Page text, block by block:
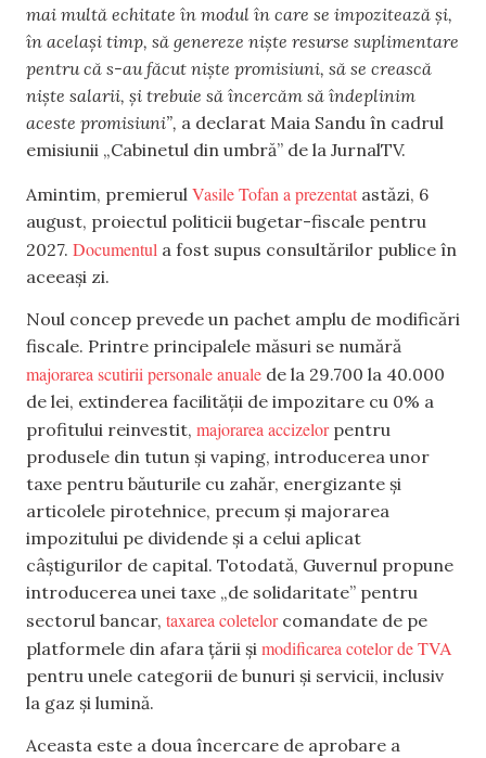
mai multă echitate în modul în care se impozitează și,
în același timp, să genereze niște resurse suplimentare
pentru că s-au făcut niște promisiuni, să se crească
niște salarii, și trebuie să încercăm să îndeplinim
aceste promisiuni”, a declarat Maia Sandu în cadrul
emisiunii „Cabinetul din umbră” de la JurnalTV.
Amintim, premierul Vasile Tofan a prezentat astăzi, 6
august, proiectul politicii bugetar-fiscale pentru
2027. Documentul a fost supus consultărilor publice în
aceeași zi.
Noul concep prevede un pachet amplu de modificări
fiscale. Printre principalele măsuri se numără
majorarea scutirii personale anuale de la 29.700 la 40.000
de lei, extinderea facilității de impozitare cu 0% a
profitului reinvestit, majorarea accizelorpentru
produsele din tutun și vaping, introducerea unor
taxe pentru băuturile cu zahăr, energizante și
articolele pirotehnice, precum și majorarea
impozitului pe dividende și a celui aplicat
câștigurilor de capital. Totodată, Guvernul propune
introducerea unei taxe „de solidaritate” pentru
sectorul bancar, taxarea coletelorcomandate de pe
platformele din afara țării și modificarea cotelor de TVA
pentru unele categorii de bunuri și servicii, inclusiv
la gaz și lumină.
Aceasta este a doua încercare de aprobare a